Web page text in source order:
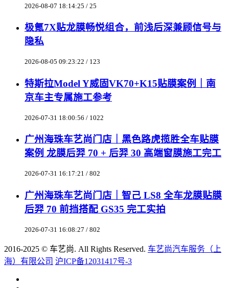
2026-08-07 18:14:25 / 25
极氪7X贴龙膜畅悦组合，前浅后深兼顾信号与
隐私
2026-08-05 09:23:22 / 123
特斯拉Model Y威固VK70+K15贴膜案例｜南
京车主专属施工参考
2026-07-31 18:00:56 / 1022
广州海珠车艺尚门店｜黑色路虎揽胜全车贴膜
案例 龙膜后羿 70 + 后羿 30 高端窗膜施工完工
2026-07-31 16:17:21 / 802
广州海珠车艺尚门店｜智己 LS8 全车龙膜贴膜
后羿 70 前挡搭配 GS35 完工实拍
2026-07-31 16:08:27 / 802
2016-2025 © 车艺尚. All Rights Reserved. 车艺尚汽车服务（上
海）有限公司 沪ICP备12031417号-3